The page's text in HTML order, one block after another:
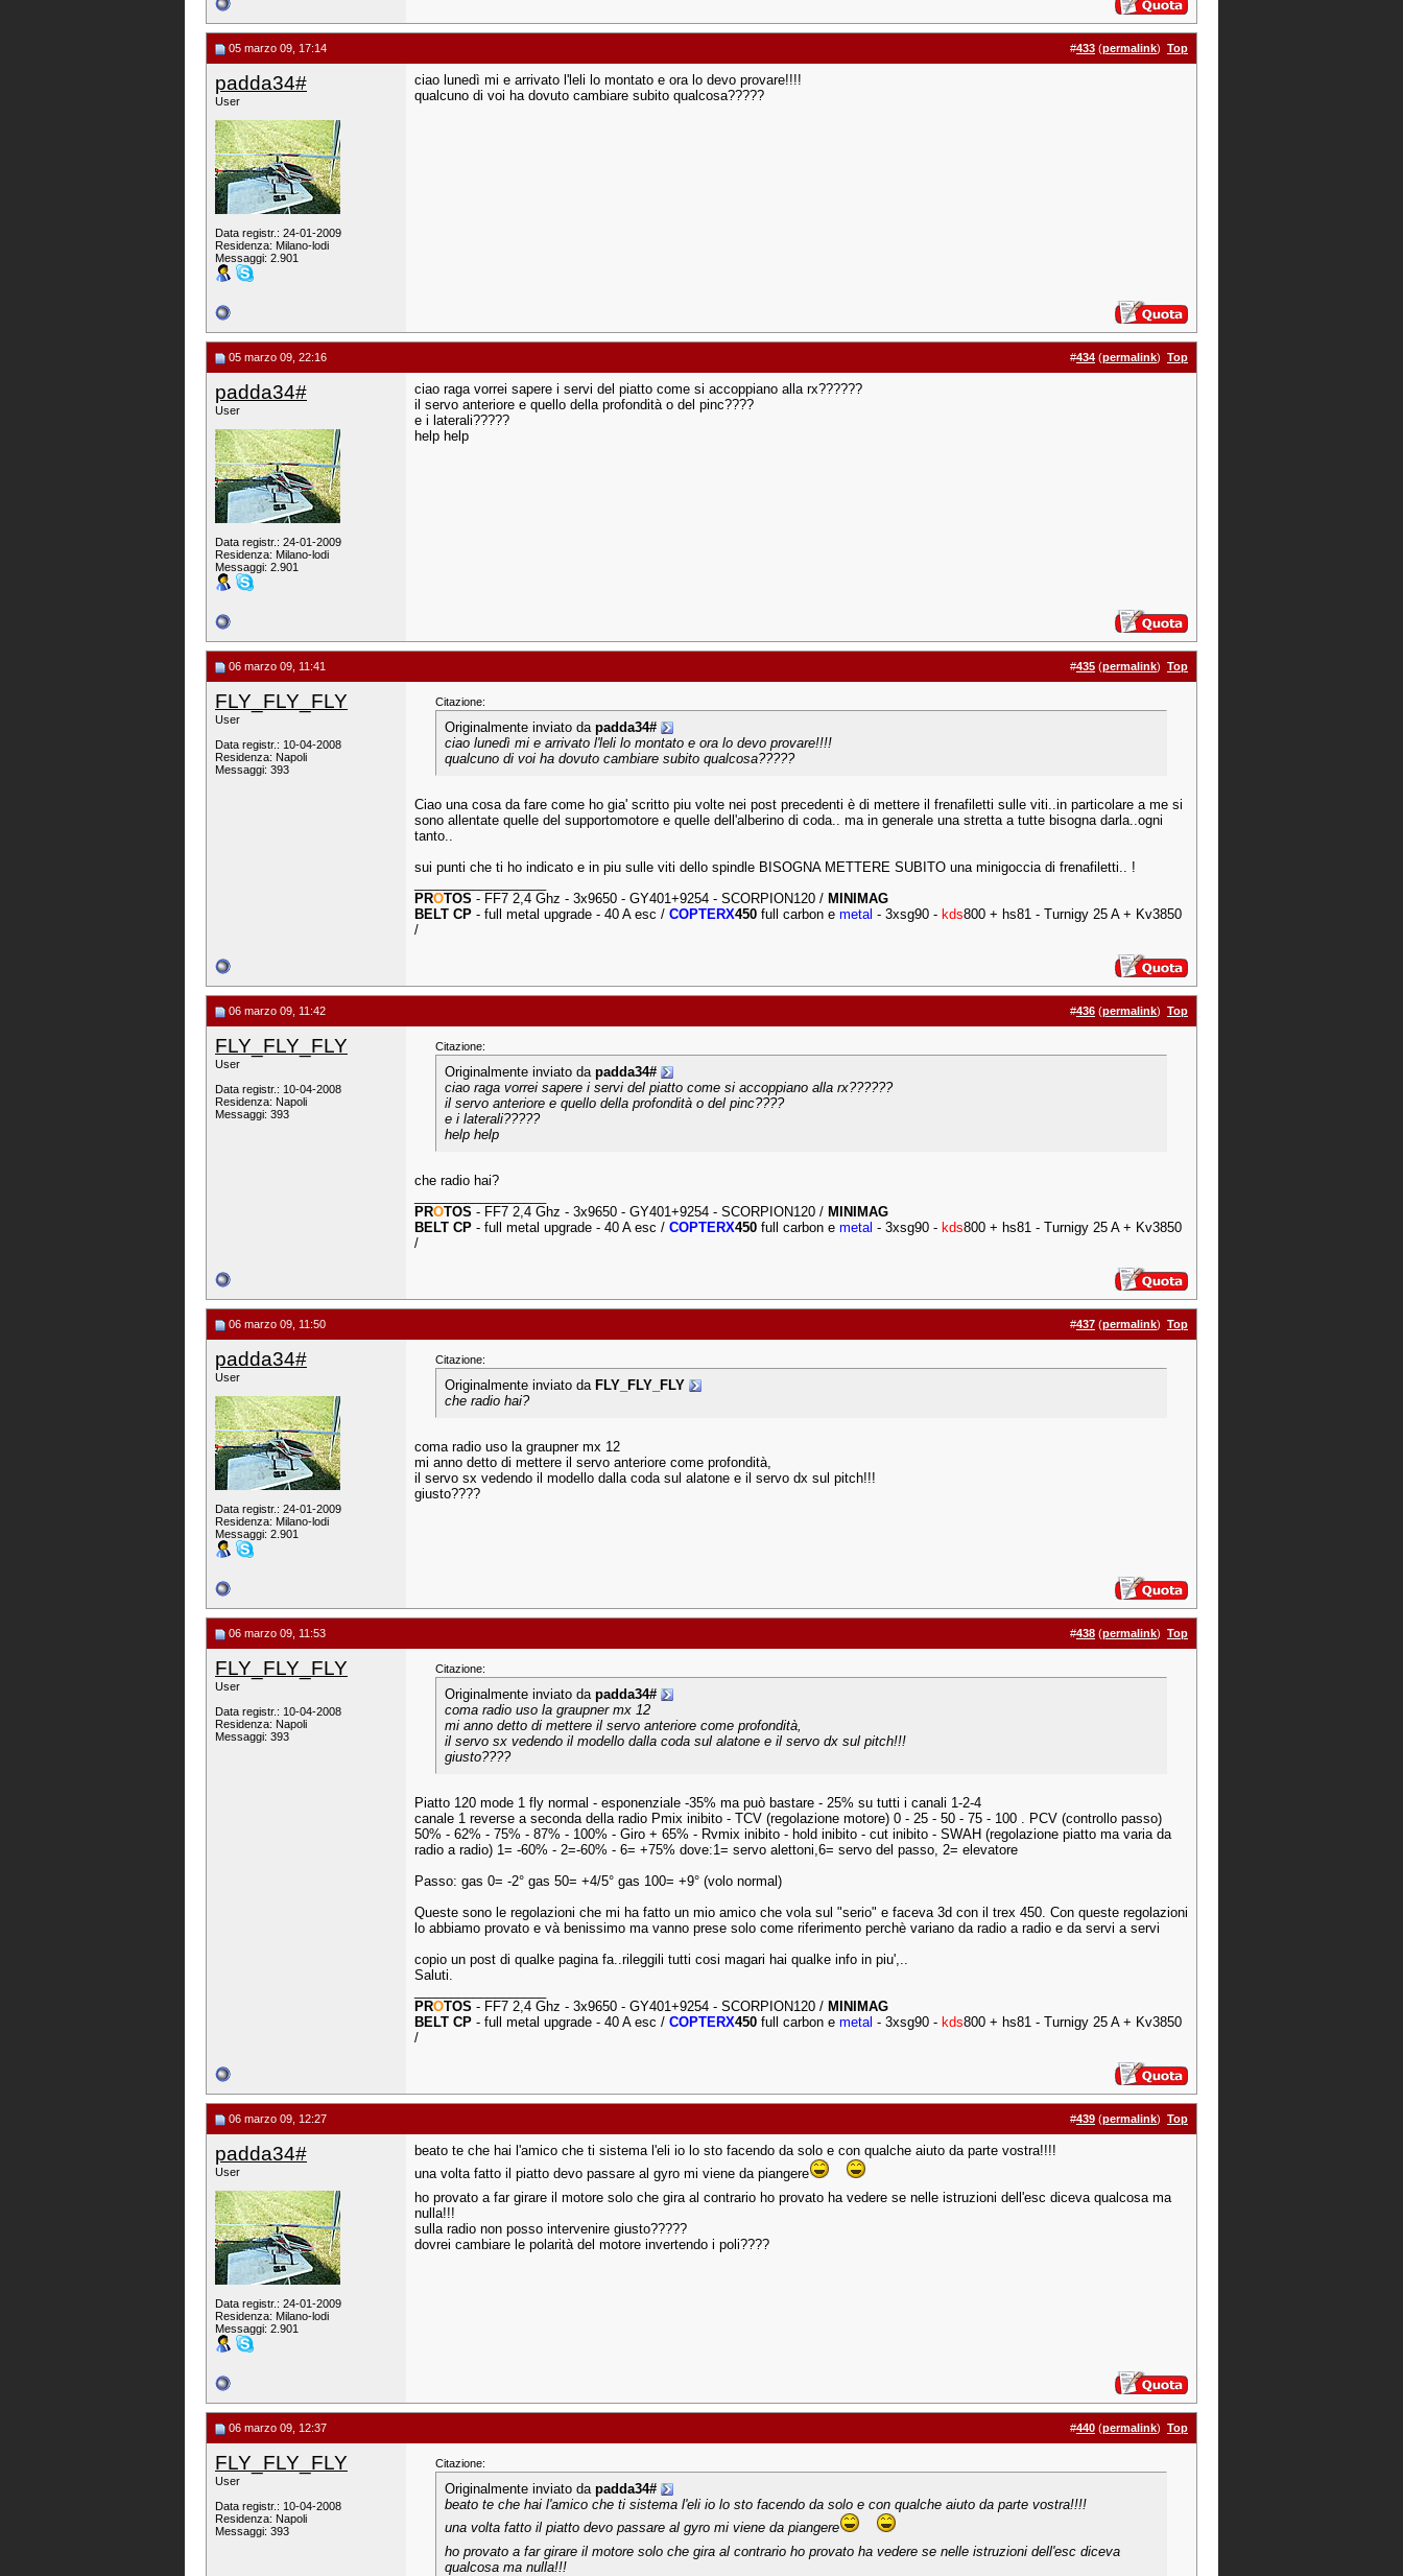
05 marzo 09, 17:14 #433 (permalink) Top
padda34#
User
Data registr.: 24-01-2009
Residenza: Milano-lodi
Messaggi: 2.901
ciao lunedì mi e arrivato l'leli lo montato e ora lo devo provare!!!!
qualcuno di voi ha dovuto cambiare subito qualcosa?????
05 marzo 09, 22:16 #434 (permalink) Top
padda34#
User
Data registr.: 24-01-2009
Residenza: Milano-lodi
Messaggi: 2.901
ciao raga vorrei sapere i servi del piatto come si accoppiano alla rx??????
il servo anteriore e quello della profondità o del pinc????
e i laterali?????
help help
06 marzo 09, 11:41 #435 (permalink) Top
FLY_FLY_FLY
User
Data registr.: 10-04-2008
Residenza: Napoli
Messaggi: 393
Citazione:
Originalmente inviato da padda34#
ciao lunedì mi e arrivato l'leli lo montato e ora lo devo provare!!!!
qualcuno di voi ha dovuto cambiare subito qualcosa?????
Ciao una cosa da fare come ho gia' scritto piu volte nei post precedenti è di mettere il frenafiletti sulle viti..in particolare a me si
sono allentate quelle del supportomotore e quelle dell'alberino di coda.. ma in generale una stretta a tutte bisogna darla..ogni
tanto..
sui punti che ti ho indicato e in piu sulle viti dello spindle BISOGNA METTERE SUBITO una minigoccia di frenafiletti.. !
PROTOS - FF7 2,4 Ghz - 3x9650 - GY401+9254 - SCORPION120 / MINIMAG
BELT CP - full metal upgrade - 40 A esc / COPTERX450 full carbon e metal - 3xsg90 - kds800 + hs81 - Turnigy 25 A + Kv3850
/
06 marzo 09, 11:42 #436 (permalink) Top
FLY_FLY_FLY
User
Data registr.: 10-04-2008
Residenza: Napoli
Messaggi: 393
Citazione:
Originalmente inviato da padda34#
ciao raga vorrei sapere i servi del piatto come si accoppiano alla rx??????
il servo anteriore e quello della profondità o del pinc????
e i laterali?????
help help
che radio hai?
PROTOS - FF7 2,4 Ghz - 3x9650 - GY401+9254 - SCORPION120 / MINIMAG
BELT CP - full metal upgrade - 40 A esc / COPTERX450 full carbon e metal - 3xsg90 - kds800 + hs81 - Turnigy 25 A + Kv3850
/
06 marzo 09, 11:50 #437 (permalink) Top
padda34#
User
Data registr.: 24-01-2009
Residenza: Milano-lodi
Messaggi: 2.901
Citazione:
Originalmente inviato da FLY_FLY_FLY
che radio hai?
coma radio uso la graupner mx 12
mi anno detto di mettere il servo anteriore come profondità,
il servo sx vedendo il modello dalla coda sul alatone e il servo dx sul pitch!!!
giusto????
06 marzo 09, 11:53 #438 (permalink) Top
FLY_FLY_FLY
User
Data registr.: 10-04-2008
Residenza: Napoli
Messaggi: 393
Citazione:
Originalmente inviato da padda34#
coma radio uso la graupner mx 12
mi anno detto di mettere il servo anteriore come profondità,
il servo sx vedendo il modello dalla coda sul alatone e il servo dx sul pitch!!!
giusto????
Piatto 120 mode 1 fly normal - esponenziale -35% ma può bastare - 25% su tutti i canali 1-2-4
canale 1 reverse a seconda della radio Pmix inibito - TCV (regolazione motore) 0 - 25 - 50 - 75 - 100 . PCV (controllo passo)
50% - 62% - 75% - 87% - 100% - Giro + 65% - Rvmix inibito - hold inibito - cut inibito - SWAH (regolazione piatto ma varia da
radio a radio) 1= -60% - 2=-60% - 6= +75% dove:1= servo alettoni,6= servo del passo, 2= elevatore
Passo: gas 0= -2° gas 50= +4/5° gas 100= +9° (volo normal)
Queste sono le regolazioni che mi ha fatto un mio amico che vola sul "serio" e faceva 3d con il trex 450. Con queste regolazioni
lo abbiamo provato e và benissimo ma vanno prese solo come riferimento perchè variano da radio a radio e da servi a servi
copio un post di qualke pagina fa..rileggili tutti cosi magari hai qualke info in piu',..
Saluti.
PROTOS - FF7 2,4 Ghz - 3x9650 - GY401+9254 - SCORPION120 / MINIMAG
BELT CP - full metal upgrade - 40 A esc / COPTERX450 full carbon e metal - 3xsg90 - kds800 + hs81 - Turnigy 25 A + Kv3850
/
06 marzo 09, 12:27 #439 (permalink) Top
padda34#
User
Data registr.: 24-01-2009
Residenza: Milano-lodi
Messaggi: 2.901
beato te che hai l'amico che ti sistema l'eli io lo sto facendo da solo e con qualche aiuto da parte vostra!!!!
una volta fatto il piatto devo passare al gyro mi viene da piangere
ho provato a far girare il motore solo che gira al contrario ho provato ha vedere se nelle istruzioni dell'esc diceva qualcosa ma
nulla!!!
sulla radio non posso intervenire giusto?????
dovrei cambiare le polarità del motore invertendo i poli????
06 marzo 09, 12:37 #440 (permalink) Top
FLY_FLY_FLY
User
Data registr.: 10-04-2008
Residenza: Napoli
Messaggi: 393
Citazione:
Originalmente inviato da padda34#
beato te che hai l'amico che ti sistema l'eli io lo sto facendo da solo e con qualche aiuto da parte vostra!!!!
una volta fatto il piatto devo passare al gyro mi viene da piangere
ho provato a far girare il motore solo che gira al contrario ho provato ha vedere se nelle istruzioni dell'esc diceva
qualcosa ma nulla!!!